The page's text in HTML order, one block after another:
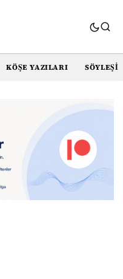
KÖŞE YAZILARI SÖYLEŞI